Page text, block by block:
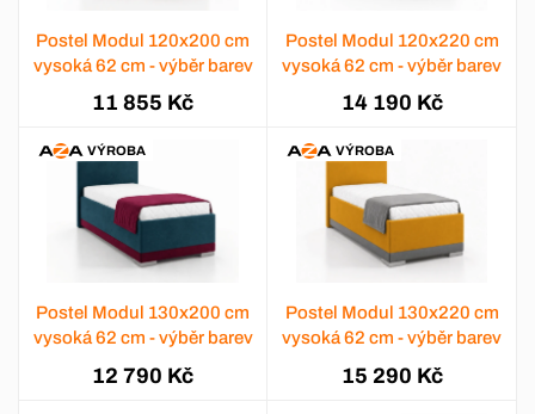
Postel Modul 120x200 cm
vysoká 62 cm - výběr barev
11 855 Kč
Postel Modul 120x220 cm
vysoká 62 cm - výběr barev
14 190 Kč
VÝROBA
Postel Modul 130x200 cm
vysoká 62 cm - výběr barev
12 790 Kč
VÝROBA
Postel Modul 130x220 cm
vysoká 62 cm - výběr barev
15 290 Kč